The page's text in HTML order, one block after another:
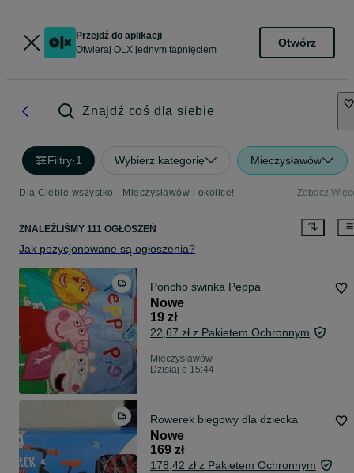
Przejdź do aplikacji
Otwieraj OLX jednym tapnięciem
Otwórz
Znajdź coś dla siebie
Filtry·1 Wybierz kategorię Mieczysławów
Dla Ciebie wszystko - Mieczysławów i okolice! Zobacz
ZNALEŹLIŚMY 111 OGŁOSZEŃ
Jak pozycjonowane są ogłoszenia?
Poncho świnka Peppa
Nowe
19 zł
22,67 zł z Pakietem Ochronnym
Mieczysławów
Dzisiaj o 15:44
Rowerek biegowy dla dziecka
Nowe
169 zł
178,42 zł z Pakietem Ochronnym